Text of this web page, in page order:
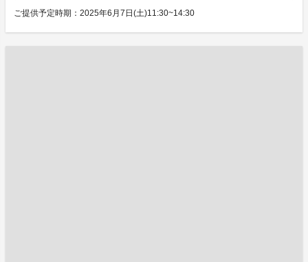
ご提供予定時期：2025年6月7日(土)11:30~14:30